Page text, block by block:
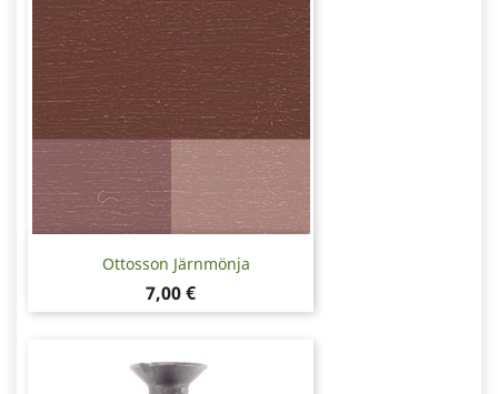
Ottosson Järnmönja
Pris
7,00 €